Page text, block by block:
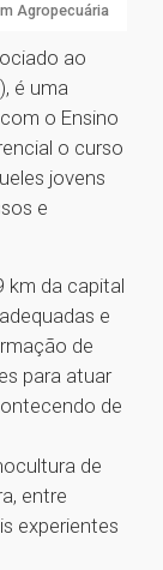
Agropecuária
ao
é uma
o Ensino
o curso
jovens
e
km da capital
e
de
para atuar
de
de
entre
experientes